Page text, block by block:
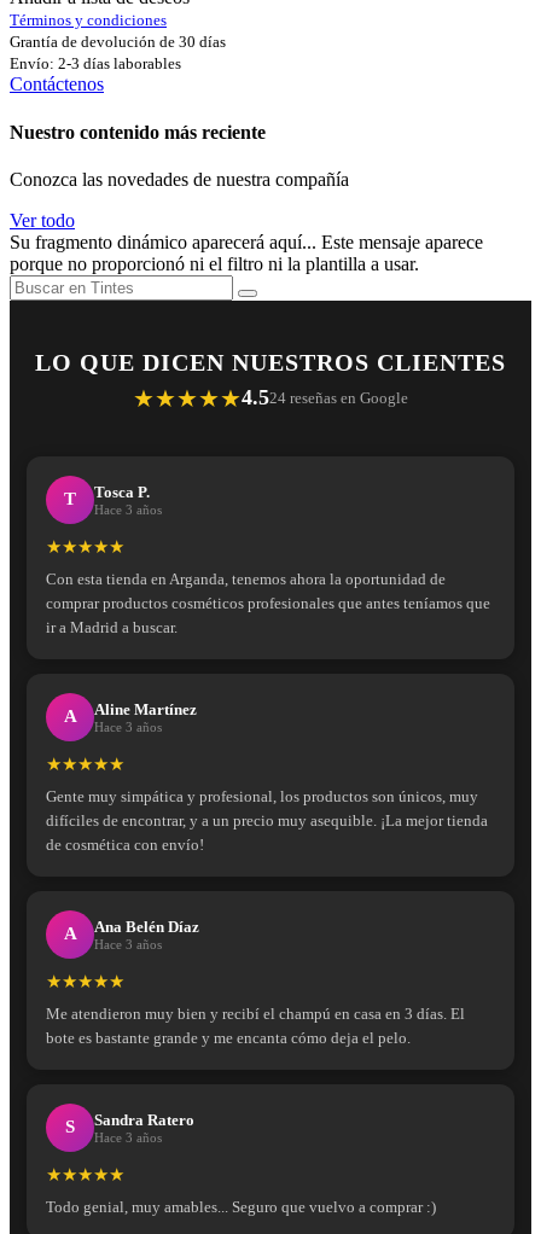
Términos y condiciones
Grantía de devolución de 30 días
Envío: 2-3 días laborables
Contáctenos
Nuestro contenido más reciente
Conozca las novedades de nuestra compañía
Ver todo
Su fragmento dinámico aparecerá aquí... Este mensaje aparece
porque no proporcionó ni el filtro ni la plantilla a usar.
LO QUE DICEN NUESTROS CLIENTES
★★★★★4.524 reseñas en Google
T Tosca P.
Hace 3 años
★★★★★
Con esta tienda en Arganda, tenemos ahora la oportunidad de
comprar productos cosméticos profesionales que antes teníamos que
ir a Madrid a buscar.
A Aline Martínez
Hace 3 años
★★★★★
Gente muy simpática y profesional, los productos son únicos, muy
difíciles de encontrar, y a un precio muy asequible. ¡La mejor tienda
de cosmética con envío!
A Ana Belén Díaz
Hace 3 años
★★★★★
Me atendieron muy bien y recibí el champú en casa en 3 días. El
bote es bastante grande y me encanta cómo deja el pelo.
S Sandra Ratero
Hace 3 años
★★★★★
Todo genial, muy amables... Seguro que vuelvo a comprar :)